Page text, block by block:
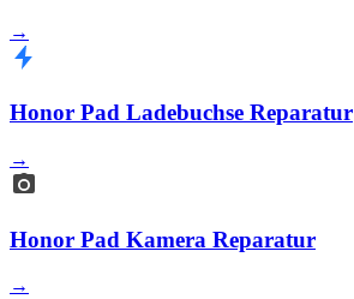
→
Honor Pad Ladebuchse Reparatur
→
Honor Pad Kamera Reparatur
→